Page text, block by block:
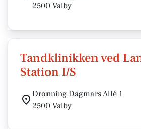
2500 Valby
Tandklinikken ved
Station I/S
Dronning Dagmars Allé 1
2500 Valby